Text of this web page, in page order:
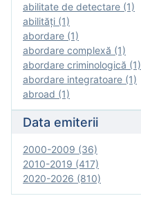
abilitate de detectare (1)
abilităţi (1)
abordare (1)
abordare complexă (1)
abordare criminologică (1)
abordare integratoare (1)
abroad (1)
Data emiterii
2000-2009 (36)
2010-2019 (417)
2020-2026 (810)